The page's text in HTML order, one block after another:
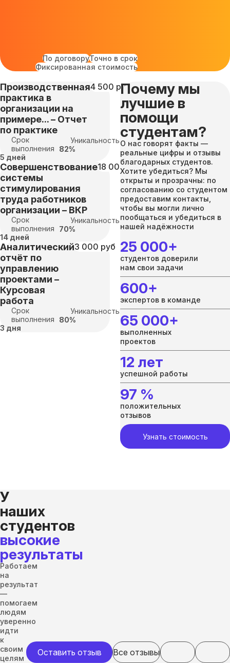
По договоруТочно в срок
Фиксированная стоимость
Производственная
практика в
организации на
примере... – Отчет
по практике
4 500 руб
Срок
выполнения
5 дней
Уникальность:
82%
Совершенствование
системы
стимулирования
труда работников
организации – ВКР
18 000 руб
Срок
выполнения
14 дней
Уникальность:
70%
Аналитический
отчёт по
управлению
проектами –
Курсовая
работа
3 000 руб
Срок
выполнения
3 дня
Уникальность:
80%
Почему мы
лучшие в
помощи
студентам?
О нас говорят факты —
реальные цифры и отзывы
благодарных студентов.
Хотите убедиться? Мы
открыты и прозрачны: по
согласованию со студентом
предоставим контакты,
чтобы вы могли лично
пообщаться и убедиться в
нашей надёжности
25 000+
студентов доверили
нам свои задачи
600+
экспертов в команде
65 000+
выполненных
проектов
12 лет
успешной работы
97 %
положительных
отзывов
Узнать стоимость
У
наших
студентов
высокие
результаты
Работаем
на
результат
—
помогаем
людям
уверенно
идти
к
своим
целям
Оставить отзыв Все отзывы